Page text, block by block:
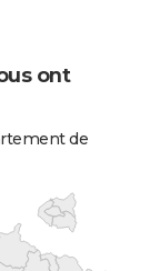
ont
de